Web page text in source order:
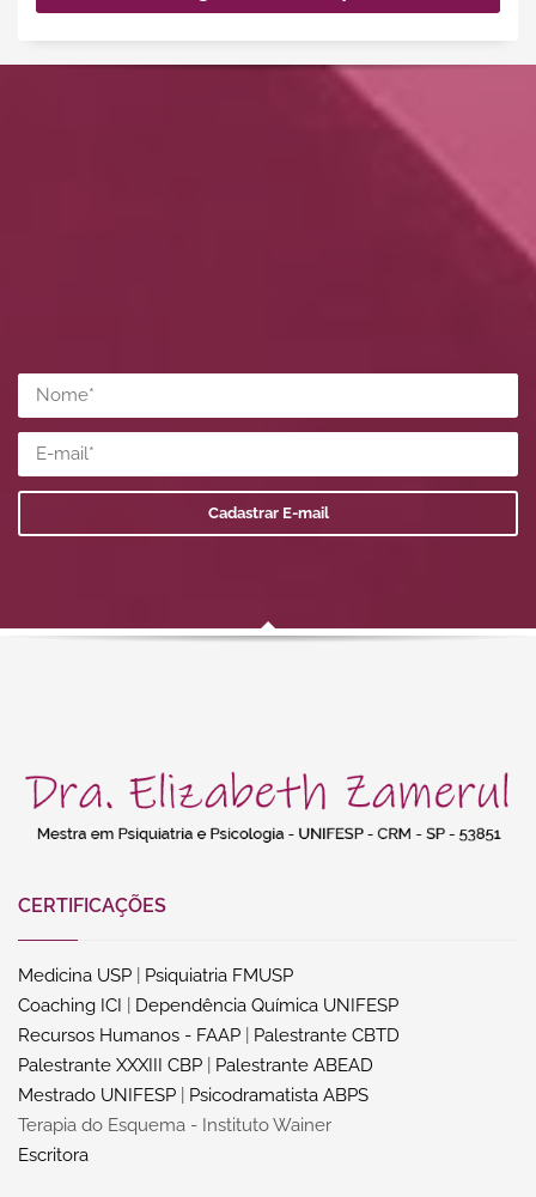
CERTIFICAÇÕES
Medicina USP
Psiquiatria FMUSP
Coaching ICI
Dependência Química UNIFESP
Recursos Humanos - FAAP
Palestrante CBTD
Palestrante XXXIII CBP
Palestrante ABEAD
Mestrado UNIFESP
Psicodramatista ABPS
Terapia do Esquema - Instituto Wainer
Escritora